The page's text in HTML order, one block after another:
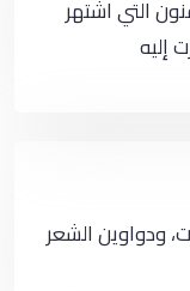
التي اشتهر
إليه
ودواوين الشعر